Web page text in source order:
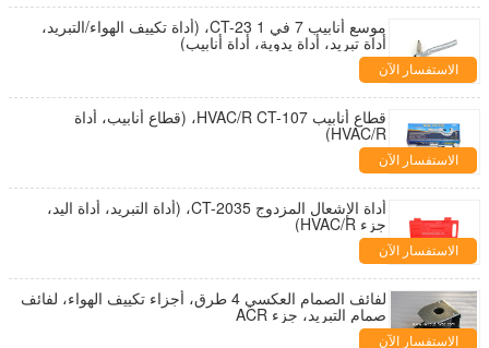
موسع أنابيب 7 في 1 CT-23، (أداة تكييف الهواء/التبريد،
أداة تبريد، أداة يدوية، أداة أنابيب)
الاستفسار الآن
قطاع أنابيب HVAC/R CT-107، (قطاع أنابيب، أداة
HVAC/R)
الاستفسار الآن
أداة الإشعال المزدوج CT-2035، (أداة التبريد، أداة اليد،
جزء HVAC/R)
الاستفسار الآن
لفائف الصمام العكسي 4 طرق، أجزاء تكييف الهواء، لفائف
صمام التبريد، جزء ACR
الاستفسار الآن